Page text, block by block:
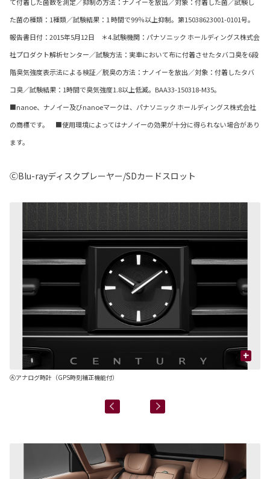
た菌の種類：1種類／試験結果：1 時間で99％以上抑制。第15038623001-0101号。
報告書日付：2015年5月12日 ＊4.試験機関：パナソニック ホールディングス株式会
社プロダクト解析センター／試験方法：実車において布に付着させたタバコ臭を6段
階臭気強度表示法による検証／脱臭の方法：ナノイーを放出／対象：付着したタバ
コ臭／試験結果：1時間で臭気強度1.8以上低減。BAA33-150318-M35。
■nanoe、ナノイー及びnanoeマークは、パナソニック ホールディングス株式会社
の商標です。 ■使用環境によってはナノイーの効果が十分に得られない場合があり
ます。
ⒸBlu-rayディスクプレーヤー/SDカードスロット
+
Ⓐアナログ時計（GPS時刻補正機能付）